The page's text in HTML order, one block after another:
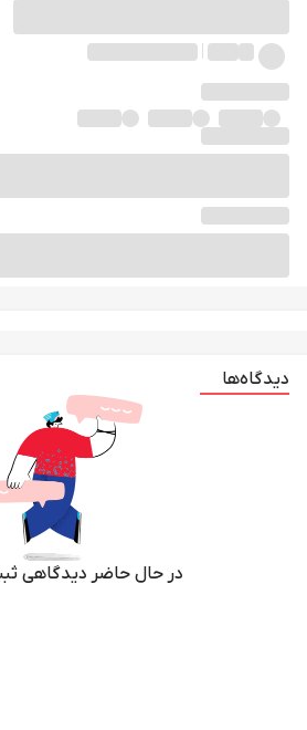
دیدگاه‌ها
در حال حاضر دیدگاهی